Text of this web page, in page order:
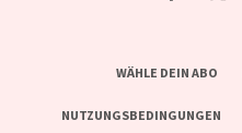
WÄHLE DEIN ABO
NUTZUNGSBEDINGUNGEN